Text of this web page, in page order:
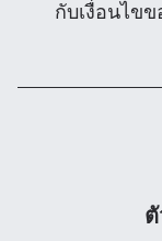
กับเงื่อนไข
ตั